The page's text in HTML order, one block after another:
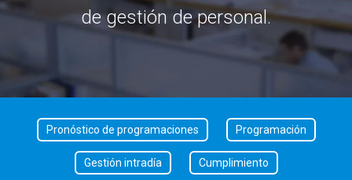
de gestión de personal.
Pronóstico de programaciones Programación
Gestión intradía Cumplimiento